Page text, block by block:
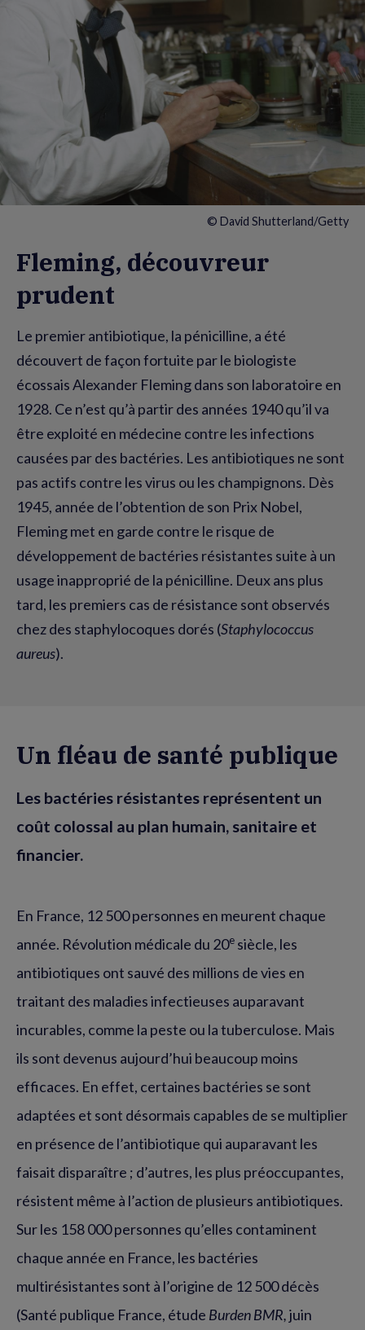
Fleming, découvreur
prudent
Le premier antibiotique, la pénicilline, a été
découvert de façon fortuite par le biologiste
écossais Alexander Fleming dans son laboratoire en
1928. Ce n’est qu’à partir des années 1940 qu’il va
être exploité en médecine contre les infections
causées par des bactéries. Les antibiotiques ne sont
pas actifs contre les virus ou les champignons. Dès
1945, année de l’obtention de son Prix Nobel,
Fleming met en garde contre le risque de
développement de bactéries résistantes suite à un
usage inapproprié de la pénicilline. Deux ans plus
tard, les premiers cas de résistance sont observés
chez des staphylocoques dorés (Staphylococcus
aureus).
© David Shutterland/Getty
Un fléau de santé publique
Les bactéries résistantes représentent un
coût colossal au plan humain, sanitaire et
financier.
En France, 12 500 personnes en meurent chaque
année. Révolution médicale du 20e siècle, les
antibiotiques ont sauvé des millions de vies en
traitant des maladies infectieuses auparavant
incurables, comme la peste ou la tuberculose. Mais
ils sont devenus aujourd’hui beaucoup moins
efficaces. En effet, certaines bactéries se sont
adaptées et sont désormais capables de se multiplier
en présence de l’antibiotique qui auparavant les
faisait disparaître ; d’autres, les plus préoccupantes,
résistent même à l’action de plusieurs antibiotiques.
Sur les 158 000 personnes qu’elles contaminent
chaque année en France, les bactéries
multirésistantes sont à l’origine de 12 500 décès
(Santé publique France, étude Burden BMR,juin